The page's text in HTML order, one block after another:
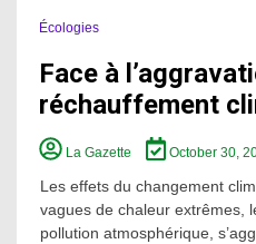
Écologies
Face à
réchauffement
La Gazette October 30,
Les effets du changement
vagues de chaleur extrêmes,
pollution atmosphérique,